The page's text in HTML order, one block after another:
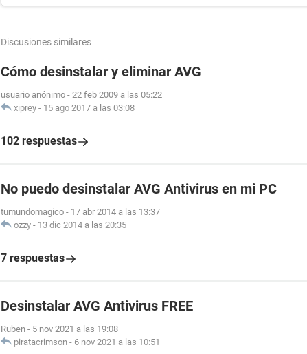
Discusiones similares
Cómo desinstalar y eliminar AVG
usuario anónimo - 22 feb 2009 a las 05:22
xiprey - 15 ago 2017 a las 03:08
102 respuestas
No puedo desinstalar AVG Antivirus en mi PC
tumundomagico - 17 abr 2014 a las 13:37
ozzy - 13 dic 2014 a las 20:35
7 respuestas
Desinstalar AVG Antivirus FREE
Ruben - 5 nov 2021 a las 19:08
piratacrimson - 6 nov 2021 a las 10:51